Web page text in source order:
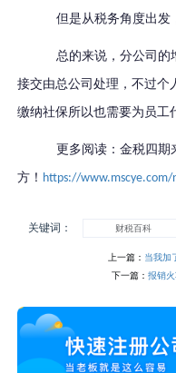
但是从税务角度出发
总的来说，分公司的
接交由总公司处理，不过个
缴纳社保所以也需要为员工
更多阅读：金税四期
方！ https://www.mscye.com/
关键词： 财税百科
上一篇： 当我加
下一篇： 报销